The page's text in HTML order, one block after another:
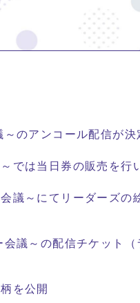
のアンコール配信が決
では当日券の販売を行
議～にてリーダーズの
議～の配信チケット
を公開